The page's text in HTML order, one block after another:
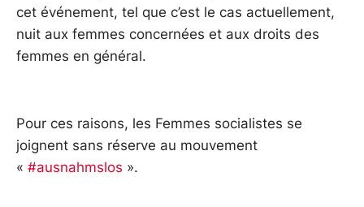
cet événement, tel que c’est le cas actuellement,
nuit aux femmes concernées et aux droits des
femmes en général.
Pour ces raisons, les Femmes socialistes se
joignent sans réserve au mouvement
« #ausnahmslos ».